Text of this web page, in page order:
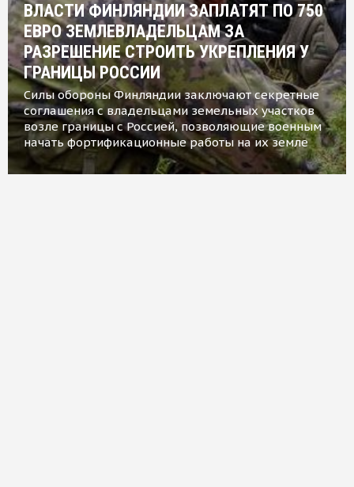
ВЛАСТИ ФИНЛЯНДИИ ЗАПЛАТЯТ ПО 750
ЕВРО ЗЕМЛЕВЛАДЕЛЬЦАМ ЗА
РАЗРЕШЕНИЕ СТРОИТЬ УКРЕПЛЕНИЯ У
ГРАНИЦЫ РОССИИ
Силы обороны Финляндии заключают секретные
соглашения с владельцами земельных участков
возле границы с Россией, позволяющие военным
начать фортификационные работы на их земле